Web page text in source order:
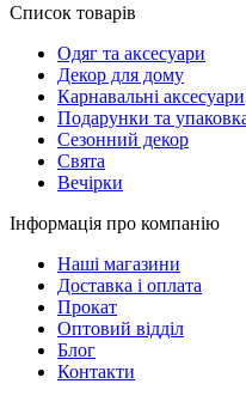
Список товарів
Oдяг та аксесуари
Декор для дому
Карнавальні аксесуари
Подарунки та
Сезонний декор
Свята
Вечірки
Інформація про компанію
Наші магазини
Доставка і оплата
Прокат
Оптовий відділ
Блог
Контакти